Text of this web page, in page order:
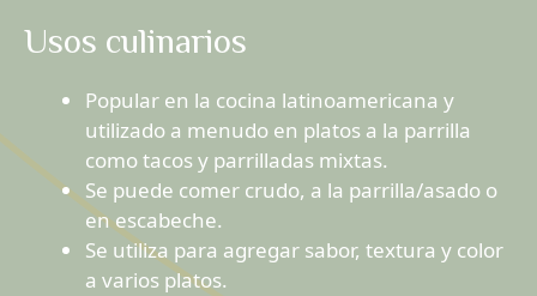
Usos culinarios
Popular en la cocina latinoamericana y
utilizado a menudo en platos a la parrilla
como tacos y parrilladas mixtas.
Se puede comer crudo, a la parrilla/asado o
en escabeche.
Se utiliza para agregar sabor, textura y color
a varios platos.